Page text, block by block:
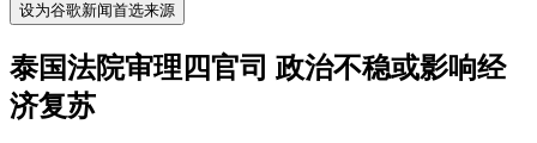
设为谷歌新闻首选来源
泰国法院审理四官司 政治不稳或影响经
济复苏